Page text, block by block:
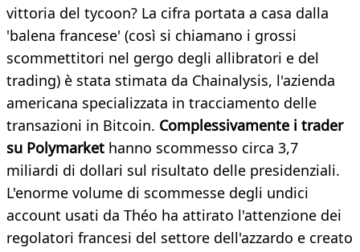
vittoria del tycoon? La cifra portata a casa dalla
'balena francese' (così si chiamano i grossi
scommettitori nel gergo degli allibratori e del
trading) è stata stimata da Chainalysis, l'azienda
americana specializzata in tracciamento delle
transazioni in Bitcoin. Complessivamente i trader
su Polymarket hanno scommesso circa 3,7
miliardi di dollari sul risultato delle presidenziali.
L'enorme volume di scommesse degli undici
account usati da Théo ha attirato l'attenzione dei
regolatori francesi del settore dell'azzardo e creato